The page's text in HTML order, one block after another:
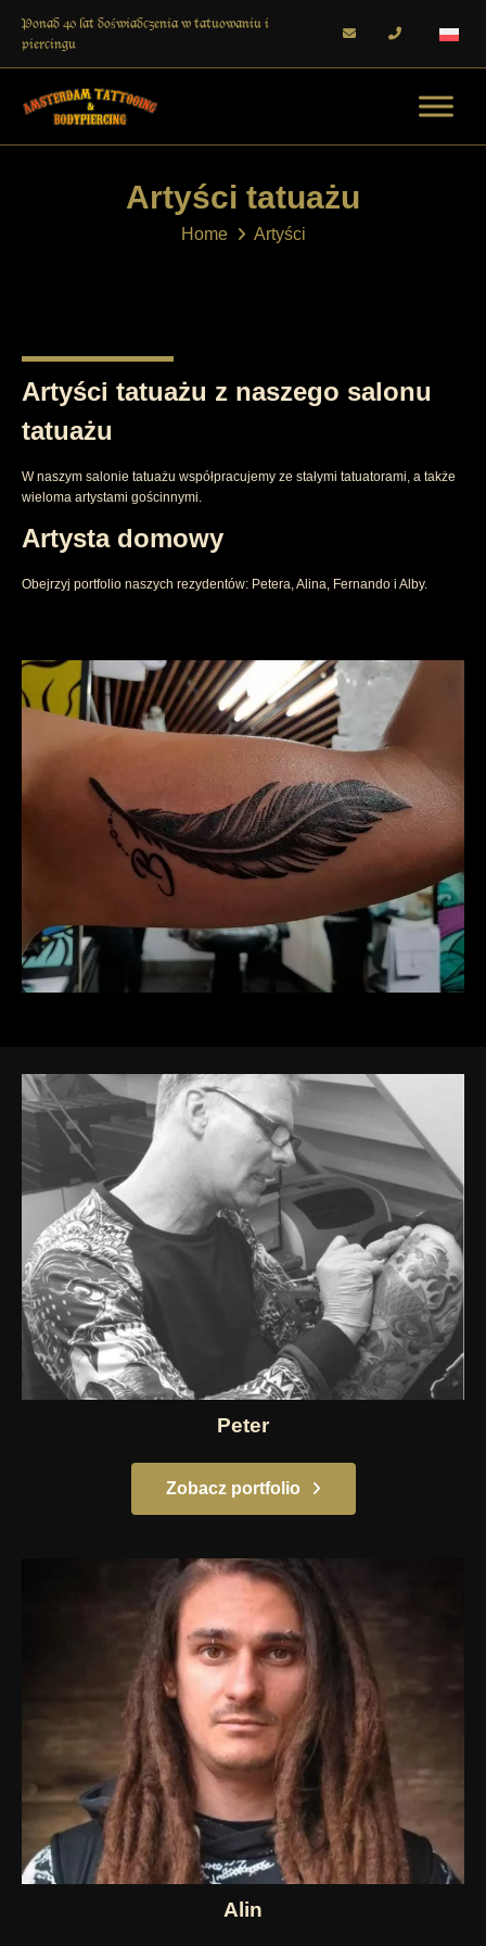
Ponad 40 lat doświadczenia w tatuowaniu i
piercingu
Artyści tatuażu
Home Artyści
Artyści tatuażu z naszego salonu
tatuażu
W naszym salonie tatuażu współpracujemy ze stałymi tatuatorami, a także
wieloma artystami gościnnymi.
Artysta domowy
Obejrzyj portfolio naszych rezydentów: Petera, Alina, Fernando i Alby.
Peter
Zobacz portfolio
Alin